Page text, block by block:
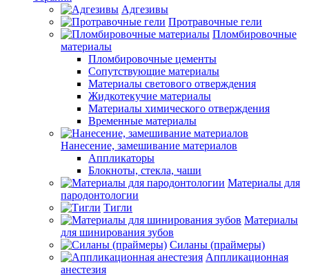
Адгезивы
Протравочные гели
Пломбировочные
материалы
Пломбировочные цементы
Сопутствующие материалы
Материалы светового отверждения
Жидкотекучие материалы
Материалы химического отверждения
Временные материалы
Нанесение, замешивание материалов
Аппликаторы
Блокноты, стекла, чаши
Материалы для
пародонтологии
Тигли
Материалы
для шинирования зубов
Силаны (праймеры)
Аппликационная
анестезия